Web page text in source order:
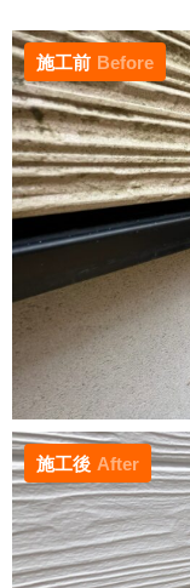
施工前 Before
施工後 After